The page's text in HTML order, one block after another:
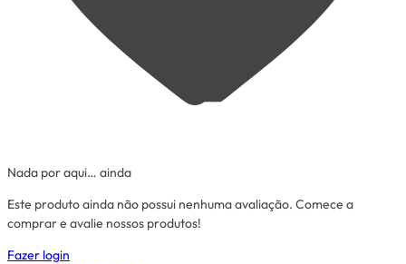
Nada por aqui… ainda
Este produto ainda não possui nenhuma avaliação. Comece a
comprar e avalie nossos produtos!
Fazer login